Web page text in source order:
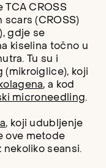
CROSS
(CROSS)
gdje se
kiselina točno u
Tu su i
(mikroiglice), koji
, a kod
microneedling.
, koji udubljenje
ove metode
seansi.